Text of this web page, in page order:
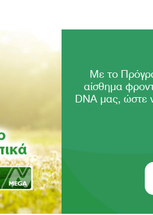
Με το
αίσθημα
DNA μας, ώστε